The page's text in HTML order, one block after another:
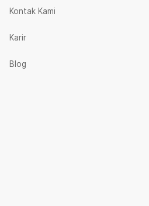
Kontak Kami
Karir
Blog